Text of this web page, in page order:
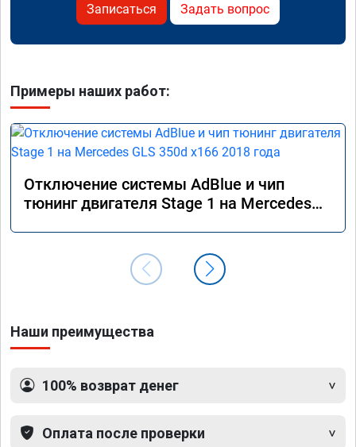
Записаться Задать вопрос
Примеры наших работ:
Отключение системы AdBlue и чип
тюнинг двигателя Stage 1 на Mercedes
Наши преимущества
100% возврат денег
Оплата после проверки